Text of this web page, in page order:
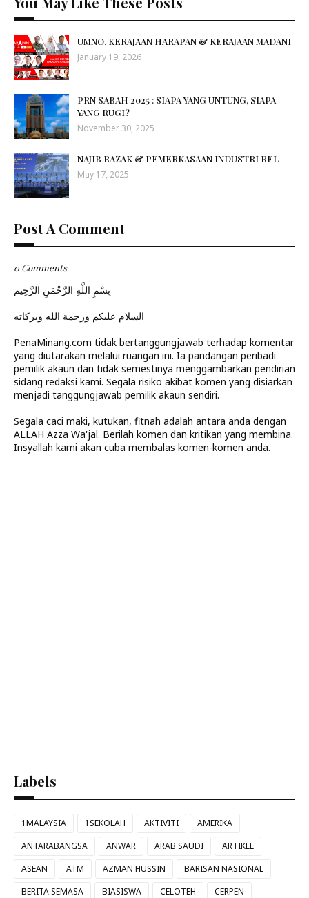
UMNO, KERAJAAN HARAPAN & KERAJAAN MADANI
January 19, 2026
PRN SABAH 2025 : SIAPA YANG UNTUNG, SIAPA
YANG RUGI?
November 30, 2025
NAJIB RAZAK & PEMERKASAAN INDUSTRI REL
May 17, 2025
Post A Comment
0 Comments
بِسْمِ اللَّهِ الرَّحْمَنِ الرَّحِيم
السلام عليكم ورحمة الله وبركاته
PenaMinang.com tidak bertanggungjawab terhadap komentar
yang diutarakan melalui ruangan ini. Ia pandangan peribadi
pemilik akaun dan tidak semestinya menggambarkan pendirian
sidang redaksi kami. Segala risiko akibat komen yang disiarkan
menjadi tanggungjawab pemilik akaun sendiri.
Segala caci maki, kutukan, fitnah adalah antara anda dengan
ALLAH Azza Wa'jal. Berilah komen dan kritikan yang membina.
Insyallah kami akan cuba membalas komen-komen anda.
Labels
1MALAYSIA 1SEKOLAH AKTIVITI
AMERIKA
ANTARABANGSA
ANWAR ARAB SAUDI
ARTIKEL
ASEAN
ATM AZMAN HUSSIN
BARISAN NASIONAL
BERITA SEMASA
BIASISWA CELOTEH
CERPEN